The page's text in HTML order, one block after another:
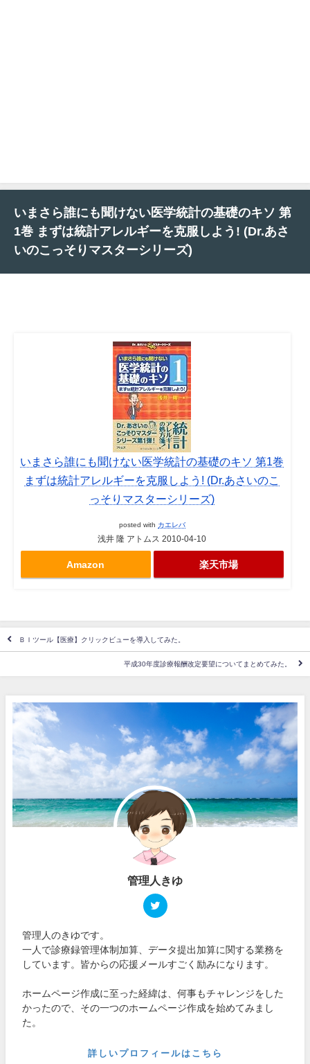
いまさら誰にも聞けない医学統計の基礎のキソ 第
1巻 まずは統計アレルギーを克服しよう! (Dr.あさ
いのこっそりマスターシリーズ)
いまさら誰にも聞けない医学統計の基礎のキソ 第1巻
まずは統計アレルギーを克服しよう! (Dr.あさいのこ
っそりマスターシリーズ)
posted with カエレバ
浅井 隆 アトムス 2010-04-10
Amazon 楽天市場
ＢＩツール【医療】クリックビューを導入してみた。
平成30年度診療報酬改定要望についてまとめてみた。
管理人きゆ
管理人のきゆです。
一人で診療録管理体制加算、データ提出加算に関する業務を
しています。皆からの応援メールすごく励みになります。
ホームページ作成に至った経緯は、何事もチャレンジをした
かったので、その一つのホームページ作成を始めてみまし
た。
詳しいプロフィールはこちら